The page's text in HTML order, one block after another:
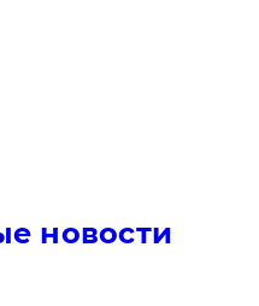
новости